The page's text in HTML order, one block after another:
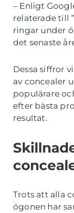
– Enligt
relaterade till
ringar under
det senaste
Dessa siffror
av concealer
populärare
efter bästa
resultat.
Trots att alla
ögonen har